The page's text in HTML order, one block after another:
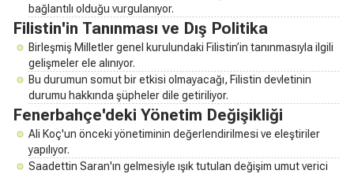
bağlantılı olduğu vurgulanıyor.
Filistin'in Tanınması ve Dış Politika
Birleşmiş Milletler genel kurulundaki Filistin’in tanınmasıyla ilgili
gelişmeler ele alınıyor.
Bu durumun somut bir etkisi olmayacağı, Filistin devletinin
durumu hakkında şüpheler dile getiriliyor.
Fenerbahçe'deki Yönetim Değişikliği
Ali Koç'un önceki yönetiminin değerlendirilmesi ve eleştiriler
yapılıyor.
Saadettin Saran'ın gelmesiyle ışık tutulan değişim umut verici